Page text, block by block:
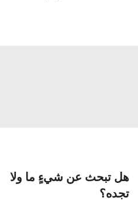
هل تبحث عن شيءٍ ما ولا
تجده؟